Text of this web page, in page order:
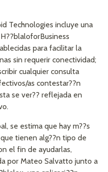
Technologies incluye una
para facilitar la
sin requerir conectividad;
cualquier consulta
as contestar??n
se ver?? reflejada en
se estima que hay m??s
tienen alg??n tipo de
el fin de ayudarlas,
por Mateo Salvatto junto a